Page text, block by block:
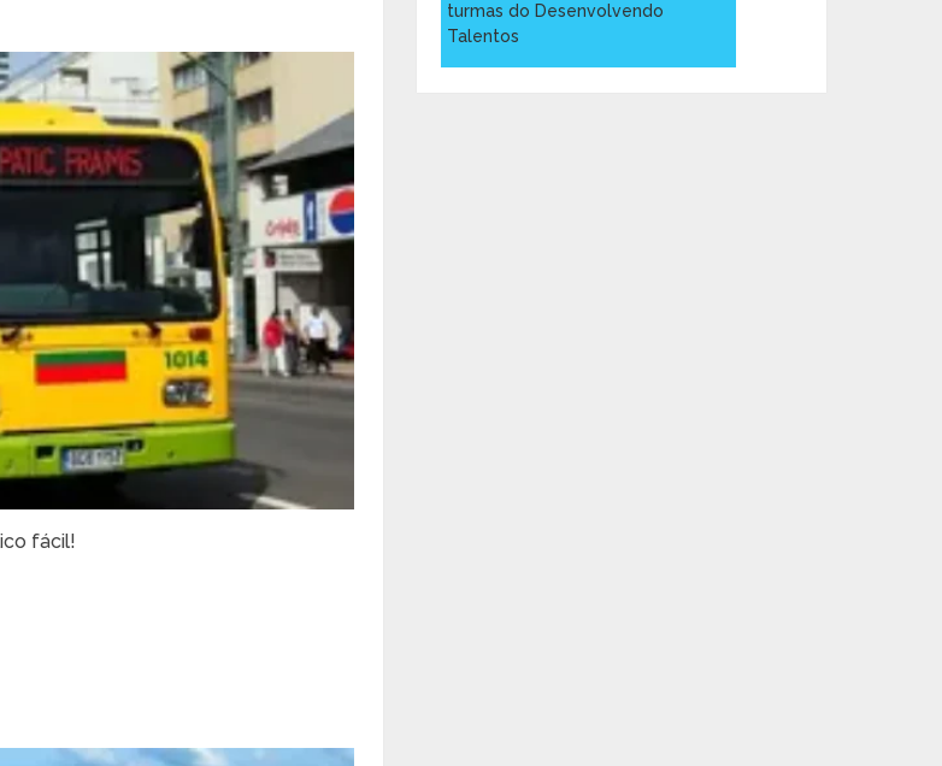
fácil!
turmas do Desenvolvendo
Talentos